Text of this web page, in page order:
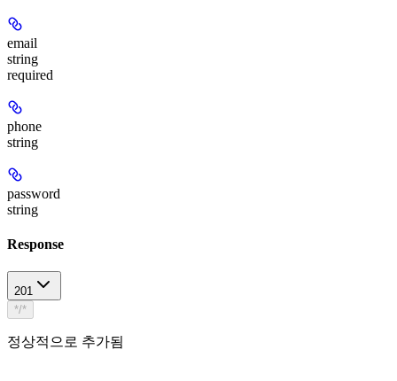
email
string
required
phone
string
password
string
Response
201
*/*
정상적으로 추가됨